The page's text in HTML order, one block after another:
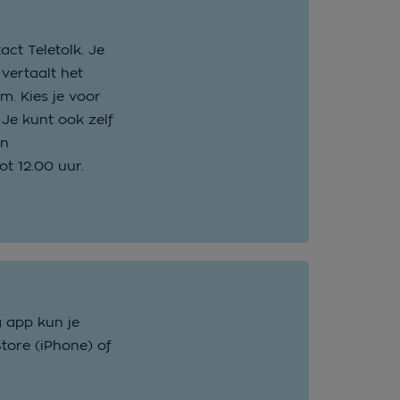
Teletolk. Je
vertaalt het
Kies je voor
kunt ook zelf
12.00 uur.
app kun je
(iPhone) of